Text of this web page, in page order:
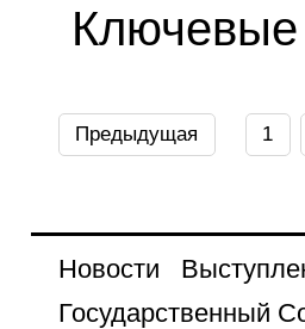
Ключевые
Предыдущая 1
Новости
Государственный